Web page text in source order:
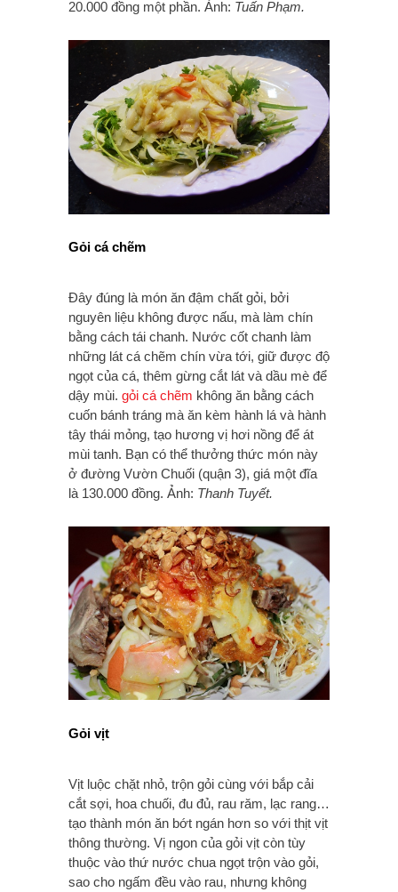
20.000 đồng một phần. Ảnh: Tuấn Phạm.
Gỏi cá chẽm
Đây đúng là món ăn đậm chất gỏi, bởi
nguyên liệu không được nấu, mà làm chín
bằng cách tái chanh. Nước cốt chanh làm
những lát cá chẽm chín vừa tới, giữ được độ
ngọt của cá, thêm gừng cắt lát và dầu mè để
dậy mùi. gỏi cá chẽm không ăn bằng cách
cuốn bánh tráng mà ăn kèm hành lá và hành
tây thái mỏng, tạo hương vị hơi nồng để át
mùi tanh. Bạn có thể thưởng thức món này
ở đường Vườn Chuối (quận 3), giá một đĩa
là 130.000 đồng. Ảnh: Thanh Tuyết.
Gỏi vịt
Vịt luộc chặt nhỏ, trộn gỏi cùng với bắp cải
cắt sợi, hoa chuối, đu đủ, rau răm, lạc rang…
tạo thành món ăn bớt ngán hơn so với thịt vịt
thông thường. Vị ngon của gỏi vịt còn tùy
thuộc vào thứ nước chua ngọt trộn vào gỏi,
sao cho ngấm đều vào rau, nhưng không